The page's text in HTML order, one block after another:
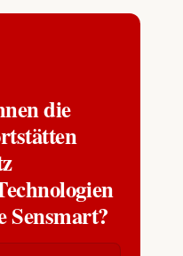
die
Sensmart?